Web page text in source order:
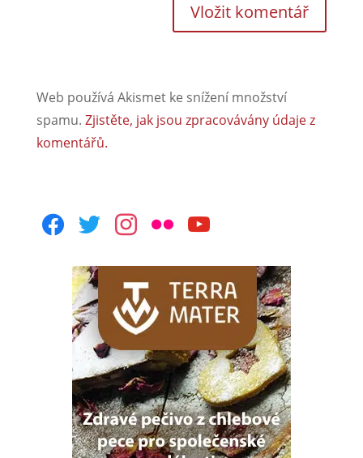
Web používá Akismet ke snížení množství
spamu. Zjistěte, jak jsou zpracovávány údaje z
komentářů.
facebooktwitterinstagram
flickr youtube